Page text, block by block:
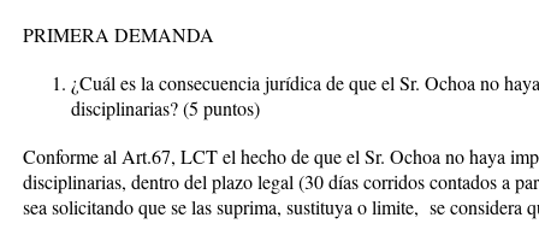
PRIMERA DEMANDA
¿Cuál es la consecuencia jurídica de que el Sr. Ochoa no
disciplinarias? (5 puntos)
Conforme al Art.67, LCT el hecho de que el Sr. Ochoa no haya
disciplinarias, dentro del plazo legal (30 días corridos contados a
sea solicitando que se las suprima, sustituya o limite, se considera